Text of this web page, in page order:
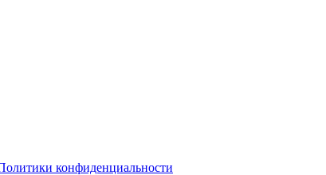
конфиденциальности